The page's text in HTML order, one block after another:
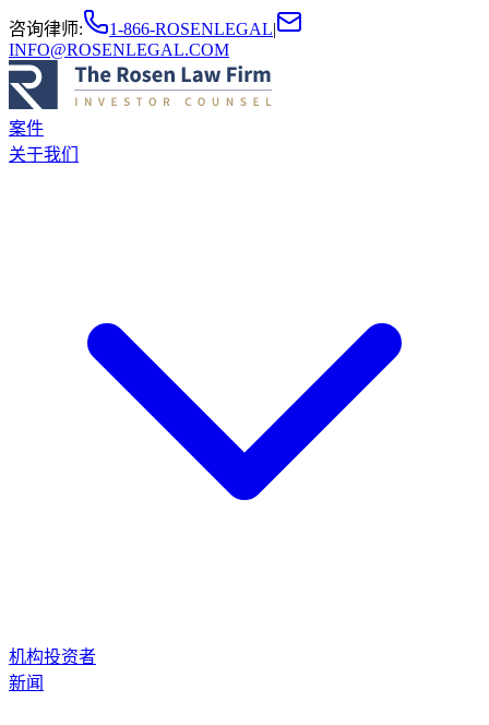
咨询律师: 1-866-ROSENLEGAL|
INFO@ROSENLEGAL.COM
案件
关于我们
机构投资者
新闻